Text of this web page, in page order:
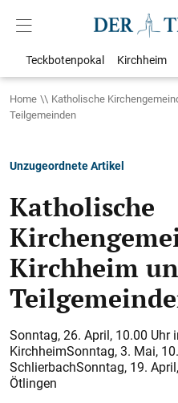
Teckbotenpokal Kirchheim
Home
Katholische
Teilgemeinden
Unzugeordnete Artikel
Katholische
Kirchheim
Sonntag, 26. April, 10.00 Uhr
KirchheimSonntag, 3. Mai,
SchlierbachSonntag, 19.
Ötlingen